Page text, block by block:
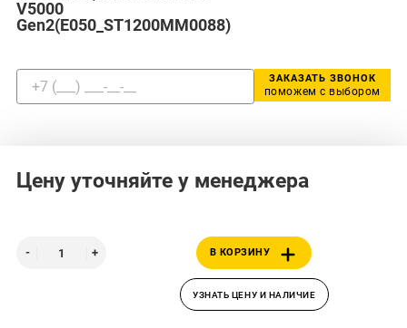
V5000
Gen2(E050_ST1200MM0088)
ЗАКАЗАТЬ ЗВОНОК
поможем с выбором
Цену уточняйте у менеджера
В КОРЗИНУ
УЗНАТЬ ЦЕНУ И НАЛИЧИЕ